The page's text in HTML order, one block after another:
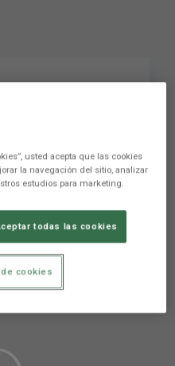
el
🐸
usted acepta que las cookies
la navegación del sitio, analizar
estudios para marketing.
todas las cookies
cookies